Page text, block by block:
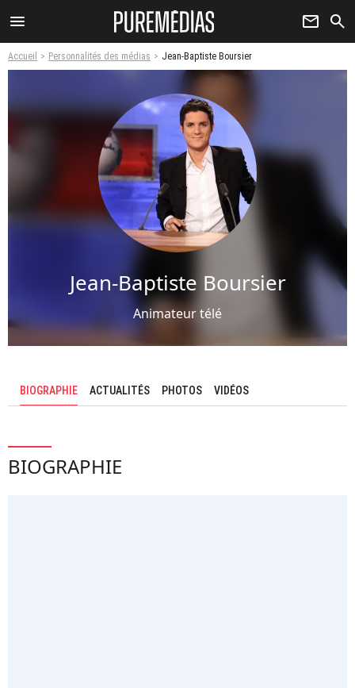
menu newsletter search
Accueil Personnalités des médias Jean-Baptiste Boursier
Jean-Baptiste Boursier
Animateur télé
BIOGRAPHIE ACTUALITÉS PHOTOS VIDÉOS
BIOGRAPHIE